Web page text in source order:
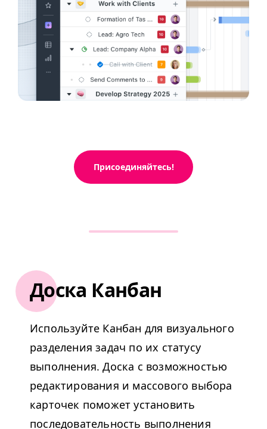
Присоединяйтесь!
Доска Канбан
Используйте Канбан для визуального
разделения задач по их статусу
выполнения. Доска с возможностью
редактирования и массового выбора
карточек поможет установить
последовательность выполнения